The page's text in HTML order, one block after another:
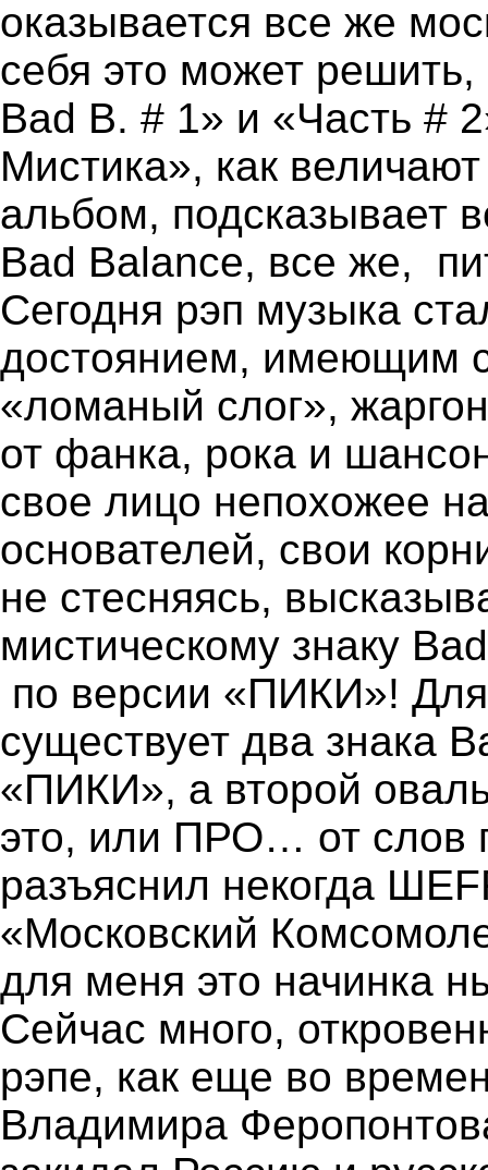
оказывается все же
себя это может
Bad B. # 1» и «Часть #
Мистика», как
альбом, подсказывает
Bad Balance, все же,
Сегодня рэп музыка
достоянием, имеющим
«ломаный слог»,
от фанка, рока и
свое лицо непохожее
основателей, свои
не стесняясь,
мистическому знаку
по версии «ПИКИ»!
существует два знака
«ПИКИ», а второй
это, или ПРО… от слов
разъяснил некогда
«Московский
для меня это начинка
Сейчас много,
рэпе, как еще во
Владимира